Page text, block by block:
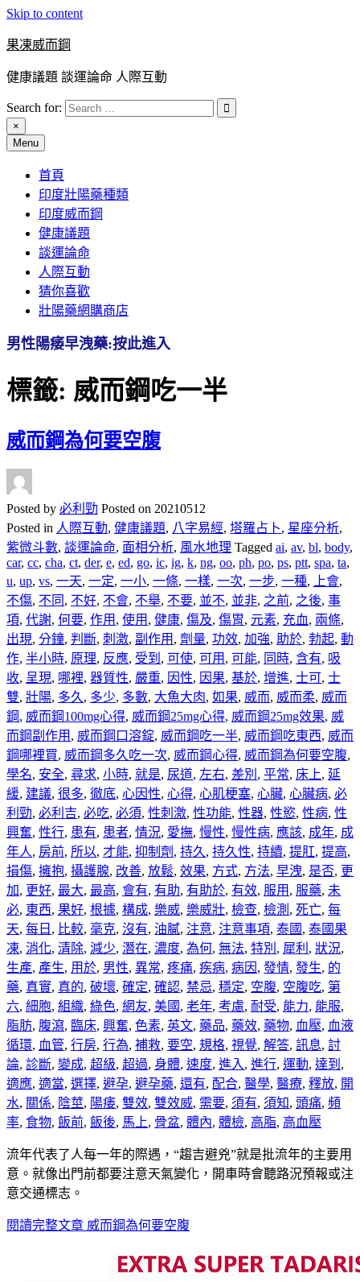
Skip to content
果凍威而鋼
健康議題 談運論命 人際互動
Search for:
×
Menu
首頁
印度壯陽藥種類
印度威而鋼
健康議題
談運論命
人際互動
猜你喜歡
壯陽藥網購商店
男性陽痿早洩藥:按此進入
標籤: 威而鋼吃一半
威而鋼為何要空腹
Posted by 必利勁 Posted on 20210512
Posted in 人際互動, 健康議題, 八字易經, 塔羅占卜, 星座分析,
紫微斗數, 談運論命, 面相分析, 風水地理 Tagged ai, av, bl, body,
car, cc, cha, ct, der, e, ed, go, ic, ig, k, ng, oo, ph, po, ps, ptt, spa, ta,
u, up, vs, 一天, 一定, 一小, 一條, 一樣, 一次, 一步, 一種, 上會,
不傷, 不同 , 不好, 不會, 不舉, 不要, 並不, 並非, 之前, 之後, 事
項, 代謝, 何要, 作用 , 使用 , 健康, 傷及, 傷胃, 元素, 充血, 兩條,
出現, 分鐘, 判斷, 刺激, 副作用 , 劑量, 功效, 加強, 助於, 勃起, 動
作, 半小時, 原理, 反應, 受到 , 可使, 可用 , 可能, 同時, 含有, 吸
收, 呈現, 哪裡, 器質性, 嚴重, 因性, 因果, 基於, 增進, 士可, 士
雙, 壯陽, 多久 , 多少, 多數, 大魚大肉, 如果, 威而, 威而柔, 威而
鋼, 威而鋼100mg心得, 威而鋼25mg心得, 威而鋼25mg效果, 威
而鋼副作用 , 威而鋼口溶錠, 威而鋼吃一半, 威而鋼吃東西, 威而
鋼哪裡買, 威而鋼多久吃一次, 威而鋼心得, 威而鋼為何要空腹,
學名, 安全, 尋求, 小時, 就是, 尿道, 左右, 差別 , 平常, 床上, 延
緩, 建議, 很多, 徹底, 心因性, 心得, 心肌梗塞, 心臟, 心臟病, 必
利勁, 必利吉, 必吃, 必須, 性刺激, 性功能, 性器, 性慾, 性病, 性
興奮, 性行, 患有, 患者, 情況, 愛撫, 慢性, 慢性病, 應該, 成年, 成
年人, 房前, 所以, 才能, 抑制劑 , 持久 , 持久性, 持續, 提肛, 提高,
損傷, 擁抱, 攝護腺, 改善, 放鬆, 效果, 方式, 方法, 早洩, 是否, 更
加, 更好, 最大, 最高, 會有, 有助, 有助於, 有效, 服用 , 服藥, 未
必, 東西, 果好, 根據, 構成, 樂威, 樂威壯, 檢查, 檢測 , 死亡, 每
天, 每日 , 比較, 毫克, 沒有, 油膩, 注意, 注意事項, 泰國 , 泰國果
凍, 消化, 清除, 減少, 潛在, 濃度, 為何, 無法, 特別 , 犀利 , 狀況,
生產, 產生, 用於, 男性, 異常, 疼痛, 疾病, 病因 , 發情, 發生, 的
藥, 真實, 真的, 破壞, 確定, 確認, 禁忌, 穩定, 空腹, 空腹吃, 第
六, 細胞, 組織, 綠色, 網友, 美國 , 老年, 考慮, 耐受, 能力, 能服,
脂肪, 腹瀉, 臨床, 興奮, 色素, 英文, 藥品, 藥效, 藥物, 血壓, 血液
循環, 血管, 行房, 行為, 補救, 要空, 規格, 視覺, 解答, 訊息, 討
論, 診斷, 變成, 超級, 超過, 身體, 速度, 進入 , 進行, 運動, 達到 ,
適應, 適當, 選擇, 避孕, 避孕藥, 還有, 配合, 醫學, 醫療, 釋放, 開
水, 關係, 陰莖, 陽痿, 雙效, 雙效威, 需要, 須有, 須知, 頭痛, 頻
率, 食物, 飯前, 飯後, 馬上, 骨盆, 體內, 體檢, 高脂, 高血壓
流年代表了人每一年的際遇，“趨吉避兇”就是批流年的主要用
意。就像出門前都要注意天氣變化，開車時會聽路況預報或注
意交通標志。
閱讀完整文章 威而鋼為何要空腹